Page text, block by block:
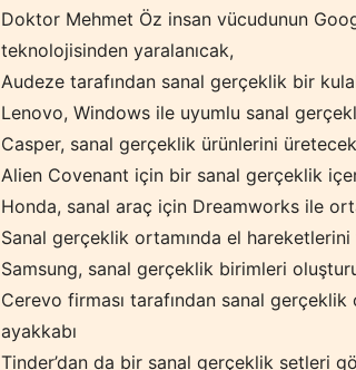
Doktor Mehmet Öz insan vücudunun
teknolojisinden yaralanıcak,
Audeze tarafından sanal gerçeklik bir
Lenovo, Windows ile uyumlu sanal
Casper, sanal gerçeklik ürünlerini
Alien Covenant için bir sanal gerçeklik
Honda, sanal araç için Dreamworks ile
Sanal gerçeklik ortamında el
Samsung, sanal gerçeklik birimleri
Cerevo firması tarafından sanal
ayakkabı
Tinder’dan da bir sanal gerçeklik setleri